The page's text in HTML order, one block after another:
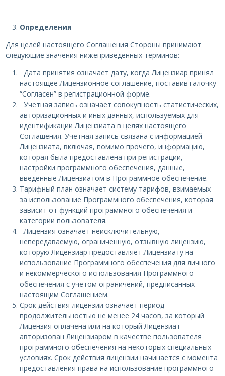
Определения
Для целей настоящего Соглашения Стороны принимают
следующие значения нижеприведенных терминов:
Дата принятия означает дату, когда Лицензиар принял
настоящее Лицензионное соглашение, поставив галочку
“Согласен” в регистрационной форме.
Учетная запись означает совокупность статистических,
авторизационных и иных данных, используемых для
идентификации Лицензиата в целях настоящего
Соглашения. Учетная запись связана с информацией
Лицензиата, включая, помимо прочего, информацию,
которая была предоставлена при регистрации,
настройки программного обеспечения, данные,
введенные Лицензиатом в Программное обеспечение.
Тарифный план означает систему тарифов, взимаемых
за использование Программного обеспечения, которая
зависит от функций программного обеспечения и
категории пользователя.
Лицензия означает неисключительную,
непередаваемую, ограниченную, отзывную лицензию,
которую Лицензиар предоставляет Лицензиату на
использование Программного обеспечения для личного
и некоммерческого использования Программного
обеспечения с учетом ограничений, предписанных
настоящим Соглашением.
Срок действия лицензии означает период
продолжительностью не менее 24 часов, за который
Лицензия оплачена или на который Лицензиат
авторизован Лицензиаром в качестве пользователя
программного обеспечения на некоторых специальных
условиях. Срок действия лицензии начинается с момента
предоставления права на использование программного